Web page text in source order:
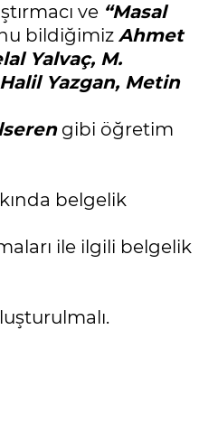
ve “Masal
bildiğimiz Ahmet
Yalvaç, M.
Yazgan, Metin
gibi öğretim
belgelik
ile ilgili belgelik